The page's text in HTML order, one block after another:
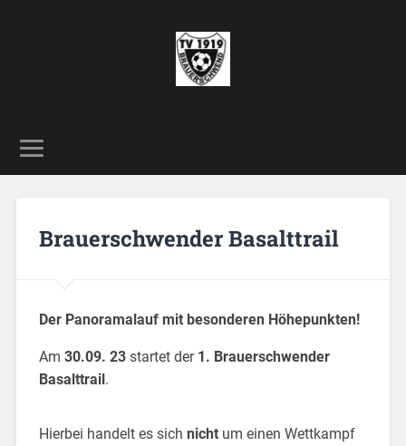
Brauerschwender Basalttrail
Der Panoramalauf mit besonderen Höhepunkten!
Am 30.09. 23startet der 1. Brauerschwender
Basalttrail.
Hierbei handelt es sich nichtum einen Wettkampf